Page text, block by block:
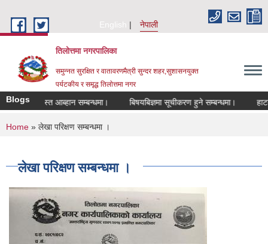
English
नेपाली
तिलोत्तमा नगरपालिका
समुन्नत सुरक्षित र वातावरणमैत्री सुन्दर शहर,सुशासनयुक्त
पर्यटकीय र समृद्ध तिलाेत्तमा नगर
Blogs
दरखास्त आब्हान सम्बन्धमा। बिषयबिज्ञमा सूचीकरण हुने सम्बन्धमा। हाटबजार
You are here
Home » लेखा परिक्षण सम्बन्धमा ।
लेखा परिक्षण सम्बन्धमा ।